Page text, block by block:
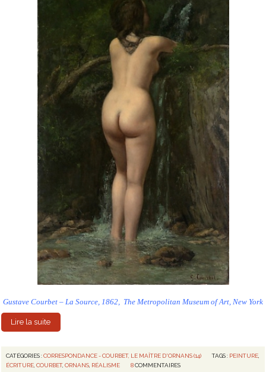
Gustave Courbet – La Source, 1862, The Metropolitan Museum of Art, New York
Lire la suite
CATÉGORIES :CORRESPONDANCE - COURBET, LE MAÎTRE D'ORNANS (14) TAGS : PEINTURE,
ÉCRITURE,COURBET,ORNANS, RÉALISME 8 COMMENTAIRES